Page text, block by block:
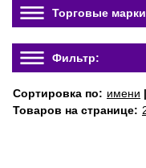
Торговые
Фильтр:
Сортировка по: имени |
Товаров на странице: